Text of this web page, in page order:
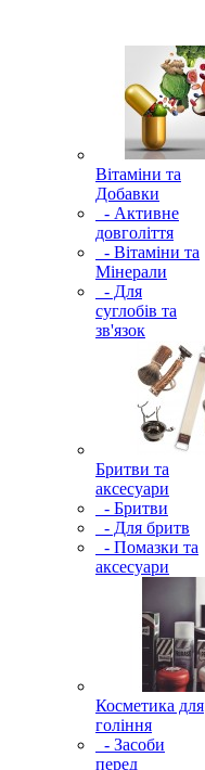
Вітаміни та
Добавки
- Активне
довголіття
- Вітаміни та
Мінерали
- Для
суглобів та
зв'язок
Бритви та
аксесуари
- Бритви
- Для бритв
- Помазки та
аксесуари
Косметика для
гоління
- Засоби
перед